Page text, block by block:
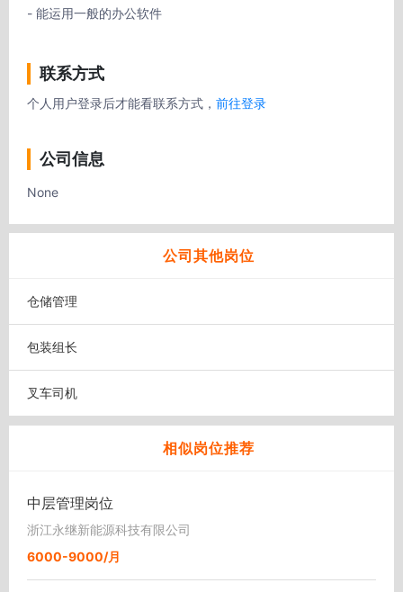
- 能运用一般的办公软件
联系方式
个人用户登录后才能看联系方式， 前往登录
公司信息
None
公司其他岗位
仓储管理
包装组长
叉车司机
相似岗位推荐
中层管理岗位
浙江永继新能源科技有限公司
6000-9000/月